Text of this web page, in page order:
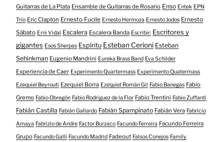
Guitarras de La Plata Ensamble de Guitarras de Rosario Enso Entek EPN
Trío Eric Clapton Ernesto Fucile Ernesto Hermoza Ernesto Jodos Ernesto
Sábato Erni Vidal Escalera Escalera Banda Escribir: Escritores y
gigantes Esos Sherpas Espíritu Esteban Cerioni Esteban
Sehinkman Eugenio Mandrini Eureka Brass Band Eva Schilder
Experiencia de Caer Experimento Quartermass Experimento Quatermass
Ezequiel Beyrouti Ezequiel Borra Ezequiel Román Gil Fabio Banegas Fabio
Gremo Fabio Obregón Fabio Rodriguez de la Flor Fabio Trentini Fabio Zuffanti
Fabián Castilla Fabián Gallardo Fabián Spampinato Fabián Vera Fabricio
Amaya Fabrizio de Andre Factor Burzaco Facundo Ferreira Facundo Ferreira
Grupo Facundo Galli Facundo Madrid Fadeout Falsos Conejos Family